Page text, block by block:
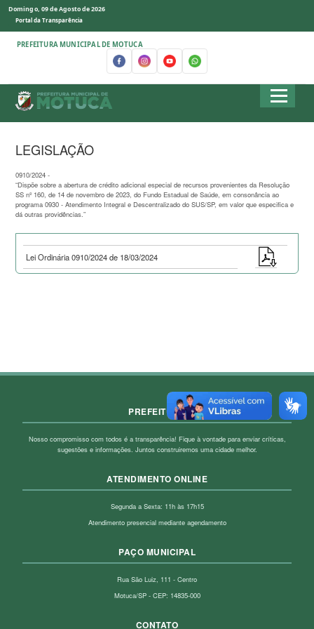
Domingo, 09 de Agosto de 2026
Portal da Transparência
PREFEITURA MUNICIPAL DE MOTUCA
LEGISLAÇÃO
0910/2024 -
“Dispõe sobre a abertura de crédito adicional especial de recursos provenientes da Resolução
SS nº 160, de 14 de novembro de 2023, do Fundo Estadual de Saúde, em consonância ao
programa 0930 - Atendimento Integral e Descentralizado do SUS/SP, em valor que especifica e
dá outras providências.”
Lei Ordinária 0910/2024 de 18/03/2024
PREFEITURA
Nosso compromisso com todos é a transparência! Fique à vontade para enviar críticas,
sugestões e informações. Juntos construiremos uma cidade melhor.
ATENDIMENTO ONLINE
Segunda a Sexta: 11h às 17h15
Atendimento presencial mediante agendamento
PAÇO MUNICIPAL
Rua São Luiz, 111 - Centro
Motuca/SP - CEP: 14835-000
CONTATO